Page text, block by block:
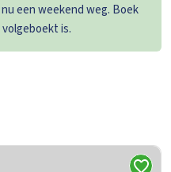
een weekend weg. Boek
is.